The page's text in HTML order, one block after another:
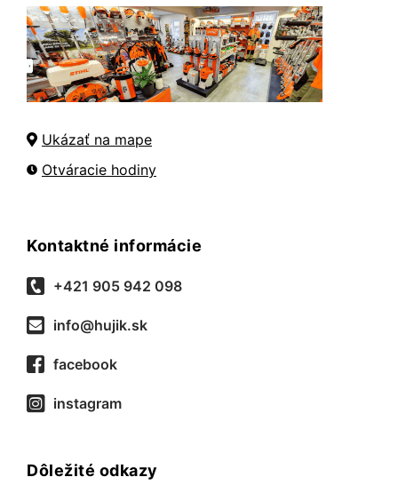
Ukázať na mape
Otváracie hodiny
Kontaktné informácie
+421 905 942 098
info@hujik.sk
facebook
instagram
Dôležité odkazy